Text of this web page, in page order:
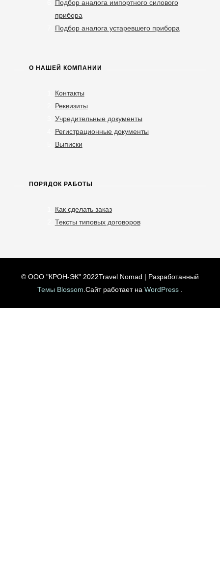
Подбор аналога импортного силового
прибора
Подбор аналога устаревшего прибора
О НАШЕЙ КОМПАНИИ
Контакты
Реквизиты
Учредительные документы
Регистрационные документы
Выписки
ПОРЯДОК РАБОТЫ
Как сделать заказ
Тексты типовых договоров
© ООО "КРОН-ЭК" 2022Travel Nomad | Разработанный
Темы Blossom .Сайт работает на WordPress